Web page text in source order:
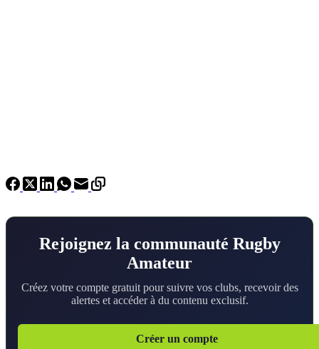
Rejoignez la communauté Rugby
Amateur
Créez votre compte gratuit pour suivre vos clubs, recevoir des
alertes et accéder à du contenu exclusif.
Créer un compte